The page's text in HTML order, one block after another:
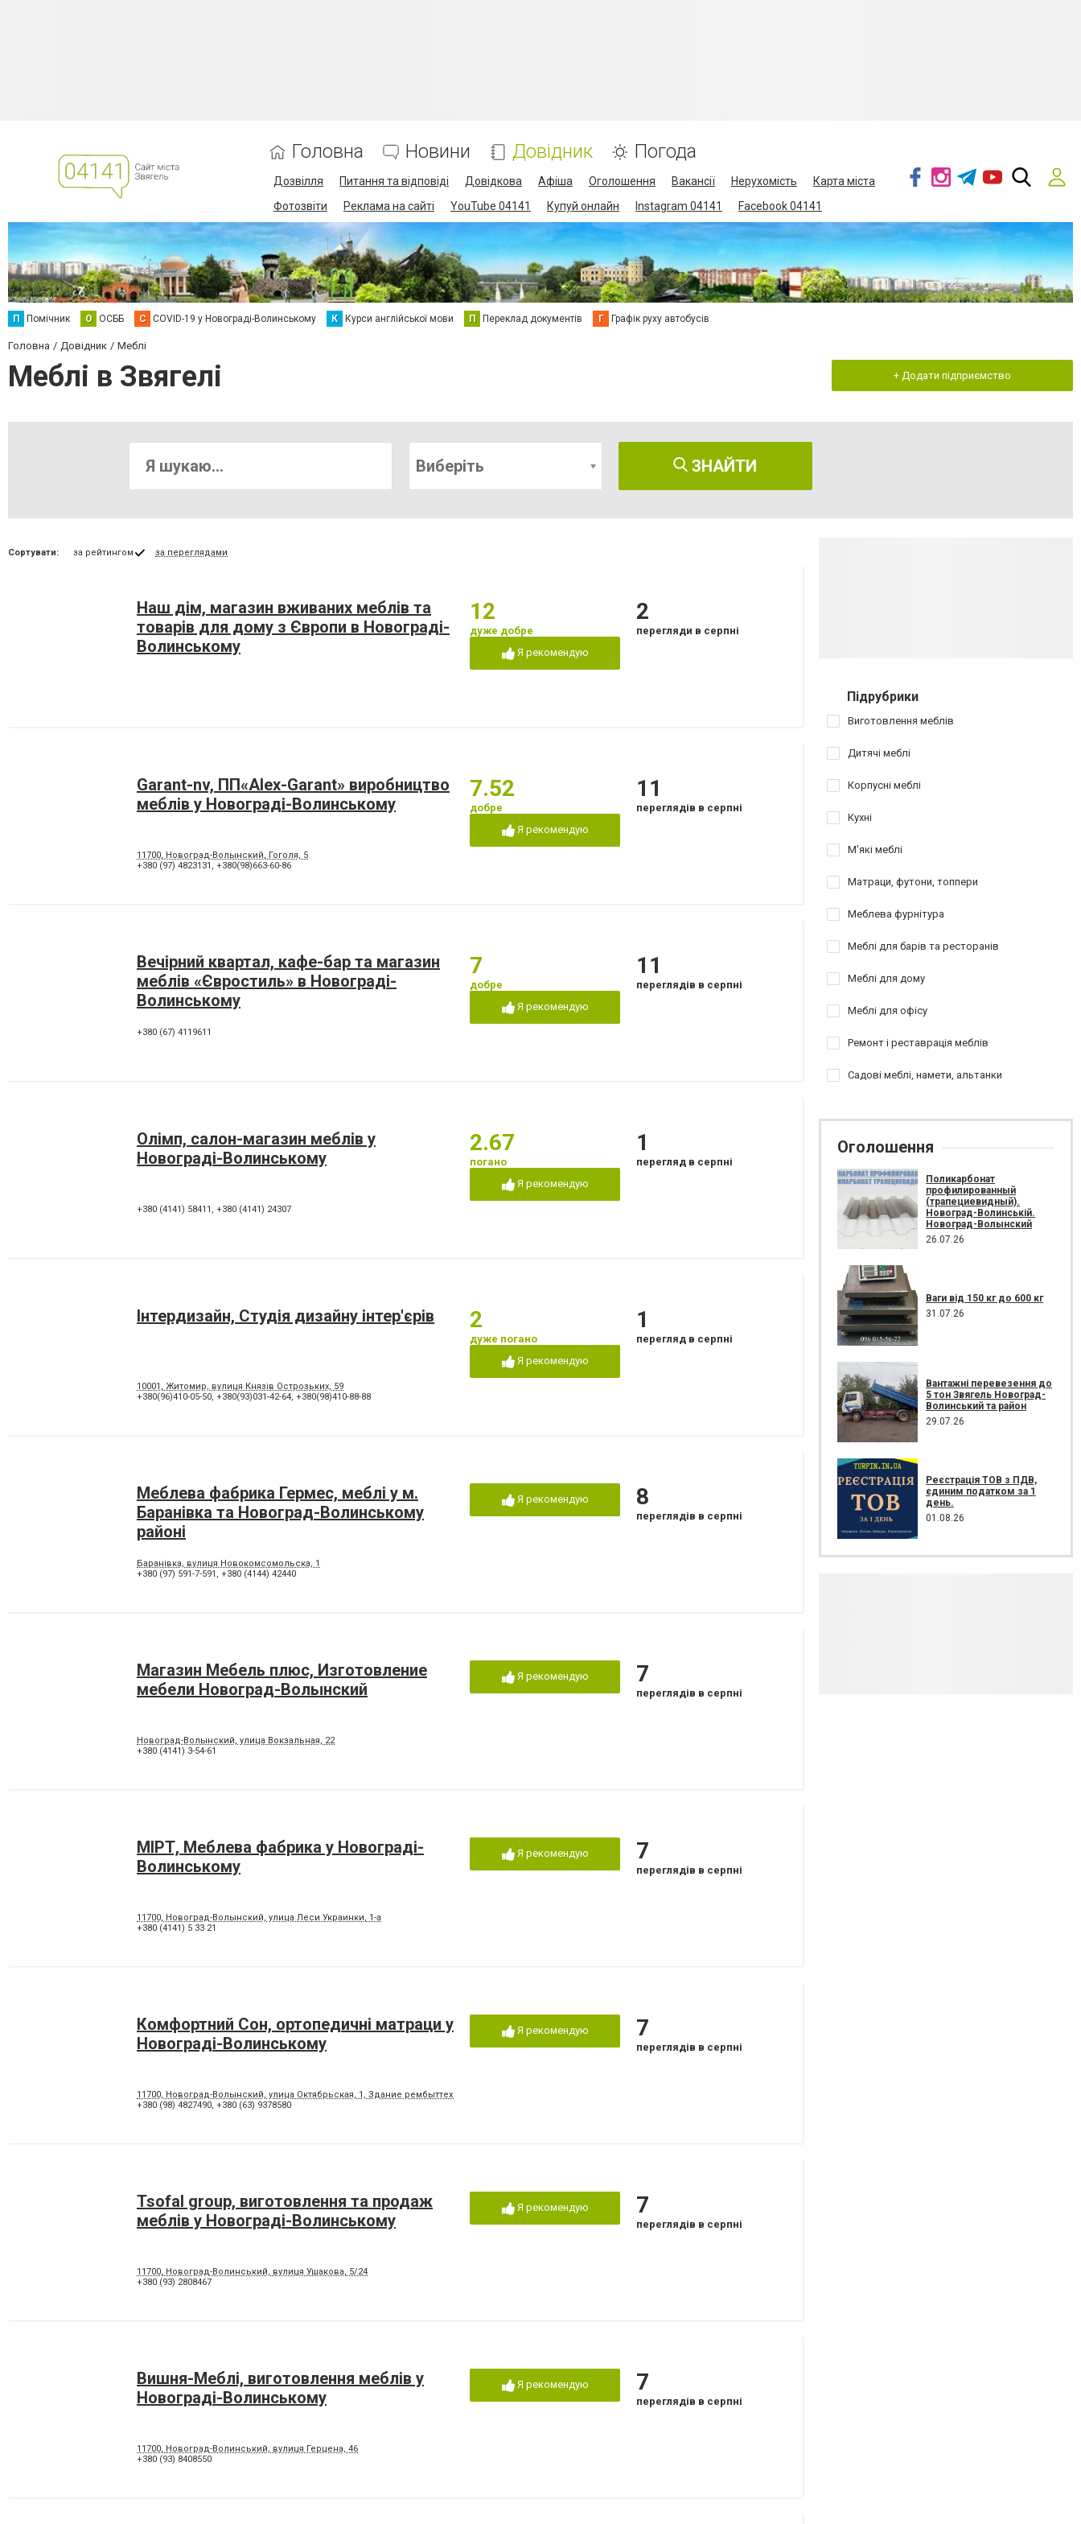
Головна Новини Довідник Погода
Дозвілля Питання та відповіді Довідкова Афіша Оголошення Вакансії Нерухомість
Карта міста
Фотозвіти
Реклама на сайті YouTube 04141 Купуй онлайн Instagram 04141 Facebook 04141
П Помічник О ОСББ C COVID-19 у Новограді-Волинському К Курси англійської мови П Переклад документів Г Графік руху автобусів
Головна Довідник Меблі
Меблі в Звягелі + Додати підприємство
Виберіть ЗНАЙТИ
Сортувати: за рейтингом за переглядами
Наш дім, магазин вживаних меблів та
товарів для дому з Європи в Новограді-
Волинському
12
дуже добре
Я рекомендую
2
перегляди в серпні
Garant-nv, ПП«Alex-Garant» виробництво
меблів у Новограді-Волинському
11700, Новоград-Волынский, Гоголя, 5
+380 (97) 4823131 , +380(98)663-60-86
7.52
добре
Я рекомендую
11
переглядів в серпні
Вечірний квартал, кафе-бар та магазин
меблів «Євростиль» в Новограді-
Волинському
+380 (67) 4119611
7
добре
Я рекомендую
11
переглядів в серпні
Олімп, салон-магазин меблів у
Новограді-Волинському
+380 (4141) 58411 , +380 (4141) 24307
2.67
погано
Я рекомендую
1
перегляд в серпні
Інтердизайн, Студія дизайну інтер'єрів
10001, Житомир, вулиця Князів Острозьких, 59
+380(96)410-05-50, +380(93)031-42-64, +380(98)410-88-88
2
дуже погано
Я рекомендую
1
перегляд в серпні
Меблева фабрика Гермес, меблі у м.
Баранівка та Новоград-Волинському
районі
Баранівка, вулиця Новокомсомольска, 1
+380 (97) 591-7-591 , +380 (4144) 42440
Я рекомендую 8
переглядів в серпні
Магазин Мебель плюс, Изготовление
мебели Новоград-Волынский
Новоград-Волынский, улица Вокзальная, 22
+380 (4141) 3-54-61
Я рекомендую 7
переглядів в серпні
МІРТ, Меблева фабрика у Новограді-
Волинському
11700, Новоград-Волынский, улица Леси Украинки, 1-а
+380 (4141) 5 33 21
Я рекомендую 7
переглядів в серпні
Комфортний Сон, ортопедичні матраци у
Новограді-Волинському
11700, Новоград-Волынский, улица Октябрьская, 1, Здание рембыттехники. Вход со двора
+380 (98) 4827490, +380 (63) 9378580
Я рекомендую 7
переглядів в серпні
Tsofal group, виготовлення та продаж
меблів у Новограді-Волинському
11700, Новоград-Волинський, вулиця Ушакова, 5/24
+380 (93) 2808467
Я рекомендую 7
переглядів в серпні
Вишня-Меблі, виготовлення меблів у
Новограді-Волинському
11700, Новоград-Волинський, вулиця Герцена, 46
+380 (93) 8408550
Я рекомендую 7
переглядів в серпні
Підрубрики
Виготовлення меблів
Дитячі меблі
Корпусні меблі
Кухні
М'які меблі
Матраци, футони, топпери
Меблева фурнітура
Меблі для барів та ресторанів
Меблі для дому
Меблі для офісу
Ремонт і реставрація меблів
Садові меблі, намети, альтанки
Оголошення
Поликарбонат
профилированный
(трапециевидный).
Новоград-Волинській.
Новоград-Волынский
26.07.26
Ваги від 150 кг до 600 кг
31.07.26
Вантажні перевезення до
5 тон Звягель Новоград-
Волинський та район
29.07.26
Реєстрація ТОВ з ПДВ,
єдиним податком за 1
день.
01.08.26